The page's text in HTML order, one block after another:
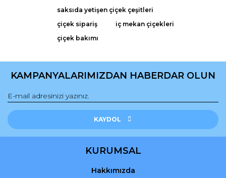
Ürün açıklamasında eksik bilgiler bulunuyor.
Ürün bilgilerinde hatalar bulunuyor.
Ürün fiyatı diğer sitelerden daha pahalı.
saksıda yetişen çiçek çeşitleri
çiçek sipariş
iç mekan çiçekleri
çiçek bakımı
KAMPANYALARIMIZDAN HABERDAR OLUN
KAYDOL
KURUMSAL
Hakkımızda